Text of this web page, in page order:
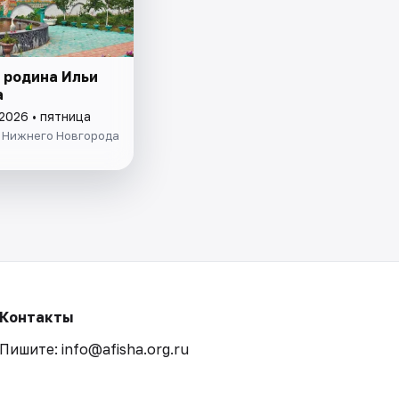
Ильи
• пятница
Новгорода
Контакты
Пишите: info@afisha.org.ru